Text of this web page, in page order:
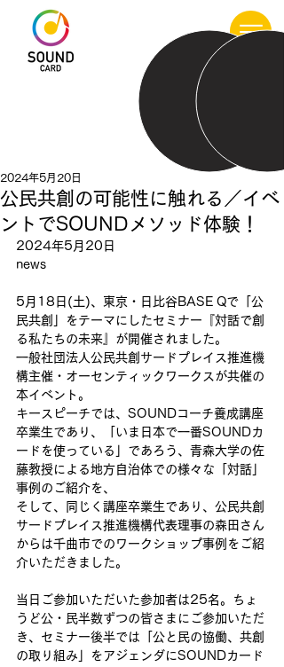
公民共創の可能性に触れる／イベ
ントでSOUNDメソッド体験！
2024年5月20日
2024年5月20日
news
5月18日(土)、東京・日比谷BASE Qで「公
民共創」をテーマにしたセミナー『対話で創
る私たちの未来』が開催されました。
一般社団法人公民共創サードプレイス推進機
構主催・オーセンティックワークスが共催の
本イベント。
キースピーチでは、SOUNDコーチ養成講座
卒業生であり、「いま日本で一番SOUNDカ
ードを使っている」であろう、青森大学の佐
藤教授による地方自治体での様々な「対話」
事例のご紹介を、
そして、同じく講座卒業生であり、公民共創
サードプレイス推進機構代表理事の森田さん
からは千曲市でのワークショップ事例をご紹
介いただきました。
当日ご参加いただいた参加者は25名。ちょ
うど公・民半数ずつの皆さまにご参加いただ
き、セミナー後半では「公と民の協働、共創
の取り組み」をアジェンダにSOUNDカード